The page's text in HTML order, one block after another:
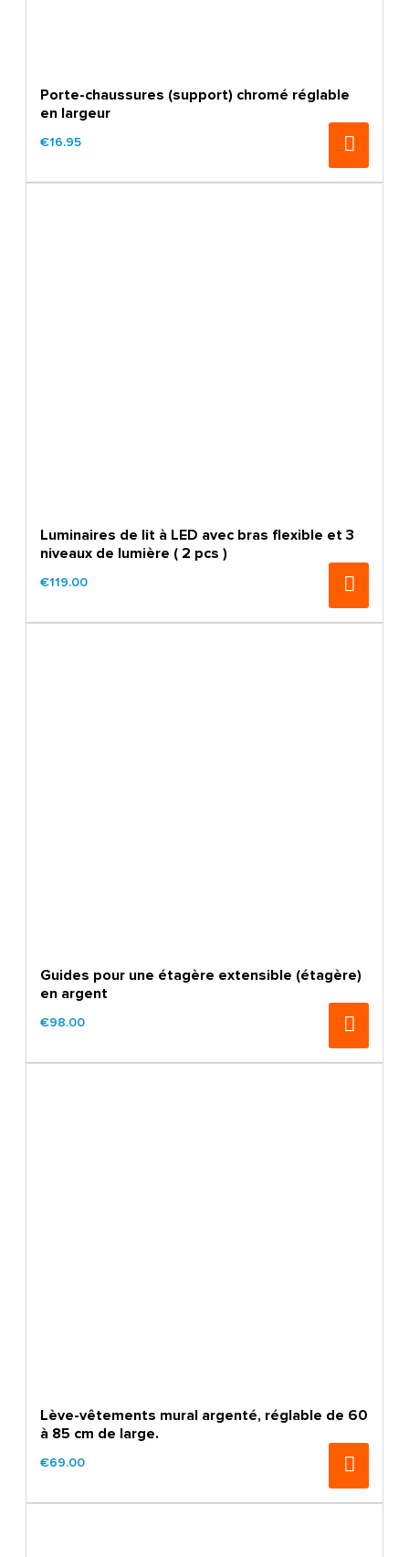
Porte-chaussures (support) chromé réglable
en largeur
€16.95
Luminaires de lit à LED avec bras flexible et 3
niveaux de lumière ( 2 pcs )
€119.00
Guides pour une étagère extensible (étagère)
en argent
€98.00
Lève-vêtements mural argenté, réglable de 60
à 85 cm de large.
€69.00